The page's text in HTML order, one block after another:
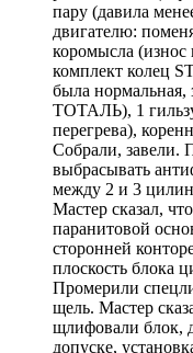
пару (давила
двигателю:
коромысла (износ
комплект колец
была нормальная,
ТОТАЛЬ), 1
перегрева),
Собрали, завели.
выбрасывать
между 2 и 3
Мастер сказал,
паранитовой
сторонней
плоскость блока
Промерили
щель. Мастер
щлифовали блок,
допуске,